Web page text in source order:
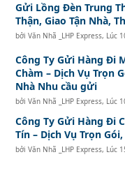
Gửi Lồng Đèn Trung
Thận, Giao Tận Nhà,
bởi Văn Nhã _LHP Express, Lúc
Công Ty Gửi Hàng Đi
Chàm – Dịch Vụ Trọn
Nhà Nhu cầu gửi
bởi Văn Nhã _LHP Express, Lúc
Công Ty Gửi Hàng Đi
Tín – Dịch Vụ Trọn
bởi Văn Nhã _LHP Express, Lúc